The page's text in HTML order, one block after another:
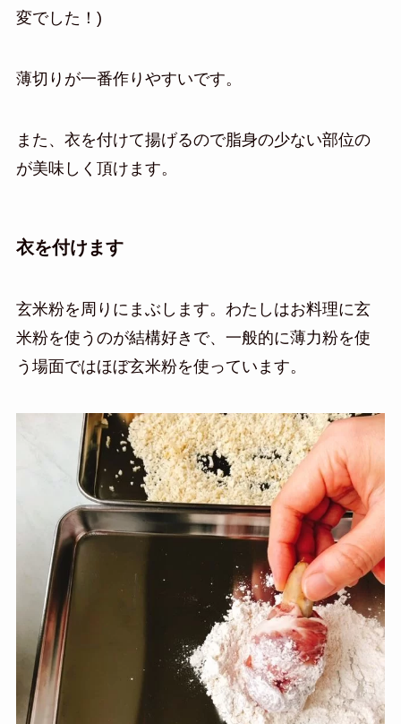
変でした！)
薄切りが一番作りやすいです。
また、衣を付けて揚げるので脂身の少ない部位の
が美味しく頂けます。
衣を付けます
玄米粉を周りにまぶします。わたしはお料理に玄
米粉を使うのが結構好きで、一般的に薄力粉を使
う場面ではほぼ玄米粉を使っています。